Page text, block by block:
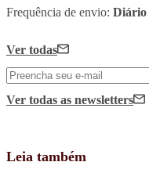
Frequência de envio: Diário
Ver todas
Ver todas as newsletters
Leia também